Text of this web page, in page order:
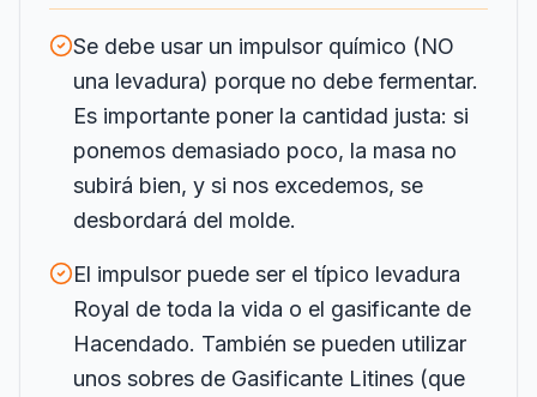
Se debe usar un impulsor químico (NO
una levadura) porque no debe fermentar.
Es importante poner la cantidad justa: si
ponemos demasiado poco, la masa no
subirá bien, y si nos excedemos, se
desbordará del molde.
El impulsor puede ser el típico levadura
Royal de toda la vida o el gasificante de
Hacendado. También se pueden utilizar
unos sobres de Gasificante Litines (que